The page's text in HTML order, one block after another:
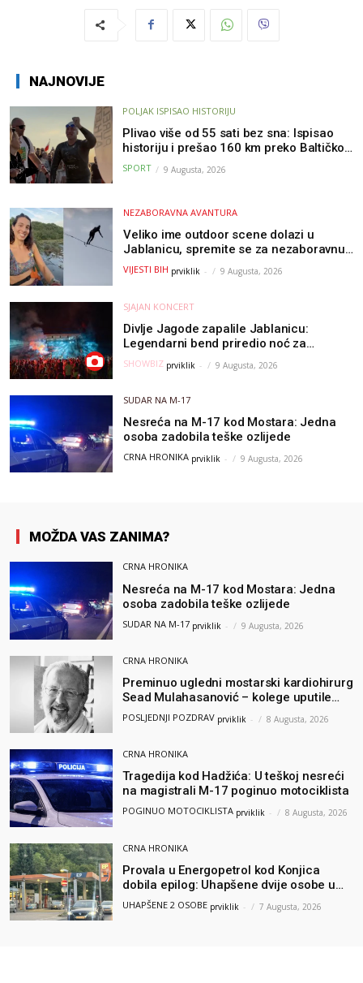
NAJNOVIJE
POLJAK ISPISAO HISTORIJU
Plivao više od 55 sati bez sna: Ispisao
historiju i prešao 160 km preko Baltičkog
mora – a podvig posvetio djeci oboljeloj
od raka
SPORT 9 Augusta, 2026
NEZABORAVNA AVANTURA
Veliko ime outdoor scene dolazi u
Jablanicu, spremite se za nezaboravnu
avanturu (VIDEO) !
VIJESTI BIH prviklik - 9 Augusta, 2026
SJAJAN KONCERT
Divlje Jagode zapalile Jablanicu:
Legendarni bend priredio noć za
pamćenje
SHOWBIZ prviklik - 9 Augusta, 2026
SUDAR NA M-17
Nesreća na M-17 kod Mostara: Jedna
osoba zadobila teške ozlijede
CRNA HRONIKA prviklik - 9 Augusta, 2026
MOŽDA VAS ZANIMA?
CRNA HRONIKA
Nesreća na M-17 kod Mostara: Jedna
osoba zadobila teške ozlijede
SUDAR NA M-17 prviklik - 9 Augusta, 2026
CRNA HRONIKA
Preminuo ugledni mostarski kardiohirurg
Sead Mulahasanović – kolege uputile
emotivnu oproštajnu poruku
POSLJEDNJI POZDRAV prviklik - 8 Augusta, 2026
CRNA HRONIKA
Tragedija kod Hadžića: U teškoj nesreći
na magistrali M-17 poginuo motociklista
POGINUO MOTOCIKLISTA prviklik - 8 Augusta, 2026
CRNA HRONIKA
Provala u Energopetrol kod Konjica
dobila epilog: Uhapšene dvije osobe u
Čapljini i Jablanici
UHAPŠENE 2 OSOBE prviklik - 7 Augusta, 2026